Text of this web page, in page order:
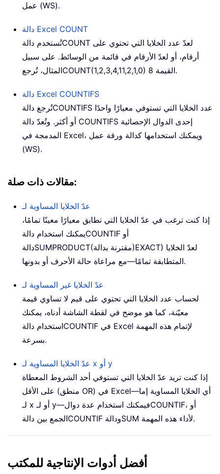
عمل (WS).
دالة Excel COUNT
تُستخدم دالةCOUNT
أرقام، أو لعدّ الأرقام في قائمة من الوسائط. على سبيل
المثال، تُرجعCOUNT(1,2,3,4,11,2,1,0) القيمة 8.
دالة Excel COUNTIFS
تُرجع دالةCOUNTIFS
أو أكثر. وتُعدّ دالة COUNTIFS إحدى الدوال الإحصائية
المدمجة في Excel، ويمكنك استخدامها كدالة ورقة عمل
(WS).
مقالات ذات صلة:
عدّ الخلايا المساوية لـ
إذا كنت ترغب في عدّ الخلايا التي تطابق معيارًا معينًا تمامًا،
يمكنك استخدام دالةCOUNTIF
دالةSUMPRODUCT (مقترنة بدالة)EXACT) لعدّ الخلايا
المتطابقة تمامًا—مع مراعاة حالة الأحرف أو بدونها.
عدّ الخلايا غير المساوية لـ
لحساب عدد الخلايا التي تحتوي على قيم لا تساوي قيمة
معيّنة، كما هو موضح في لقطة الشاشة أدناه، يمكنك
استخدام دالةCOUNTIF
بسرعة.
عدّ الخلايا المساوية لـ x أو y
إذا كنت تريد عدّ الخلايا التي تستوفي أحد الشروط المعطاة
على الأقل (منطق OR) في Excel—أي الخلايا المساوية إما
لـ x أو لـ y—فيمكنك استخدام عدة دوالCOUNTIF، أو
الجمع بين دالةCOUNTIF ودالةSUM لأداء هذه المهمة.
أفضل أدوات الإنتاجية للمكتب